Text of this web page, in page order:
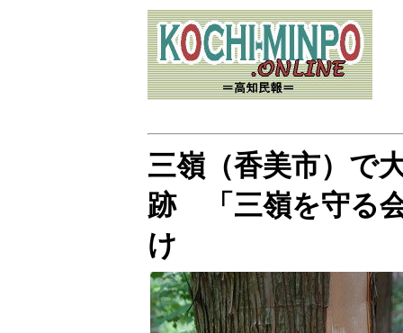
三嶺（香美市）で
跡 「三嶺を守る
け